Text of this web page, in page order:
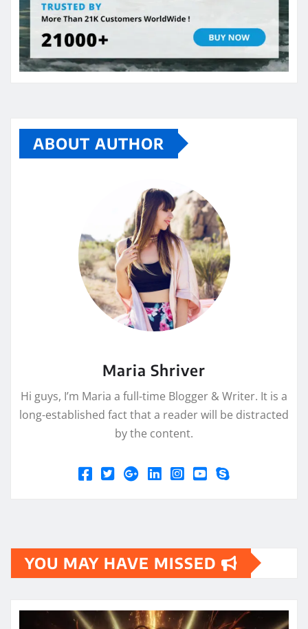
ABOUT AUTHOR
Maria Shriver
Hi guys, I’m Maria a full-time Blogger & Writer. It is a
long-established fact that a reader will be distracted
by the content.
YOU MAY HAVE MISSED